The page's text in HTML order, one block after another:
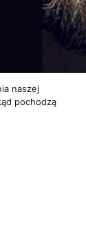
naszej
pochodzą